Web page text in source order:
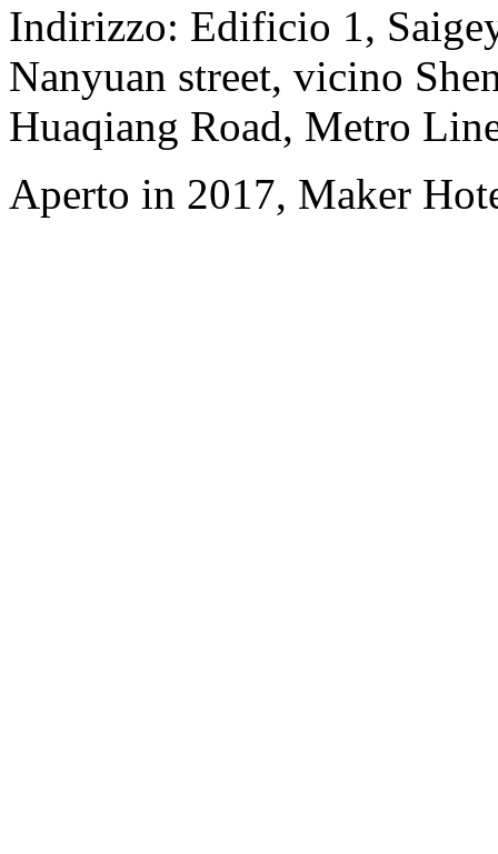
Indirizzo: Edificio 1,
Nanyuan street, vicino
Huaqiang Road, Metro
Aperto in 2017, Maker